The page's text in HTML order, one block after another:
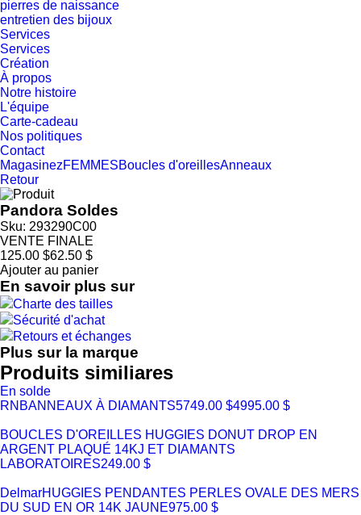
pierres de naissance
entretien des bijoux
Services
Services
Création
À propos
Notre histoire
L'équipe
Carte-cadeau
Nos politiques
Contact
MagasinezFEMMESBoucles d'oreillesAnneaux
Retour
Pandora Soldes
Sku: 293290C00
VENTE FINALE
125.00 $62.50 $
Ajouter au panier
En savoir plus sur
Charte des tailles
Sécurité d'achat
Retours et échanges
Plus sur la marque
Produits similiares
En solde
RNBANNEAUX À DIAMANTS5749.00 $4995.00 $
BOUCLES D'OREILLES HUGGIES DONUT DROP EN
ARGENT PLAQUÉ 14KJ ET DIAMANTS
LABORATOIRES249.00 $
DelmarHUGGIES PENDANTES PERLES OVALE DES MERS
DU SUD EN OR 14K JAUNE975.00 $